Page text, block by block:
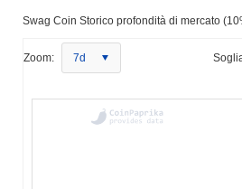
Swag Coin Storico profondità di mercato
Zoom: 7d